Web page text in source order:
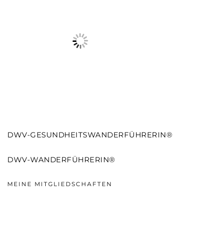
DWV-GESUNDHEITSWANDERFÜHRERIN®
DWV-WANDERFÜHRERIN®
MEINE MITGLIEDSCHAFTEN